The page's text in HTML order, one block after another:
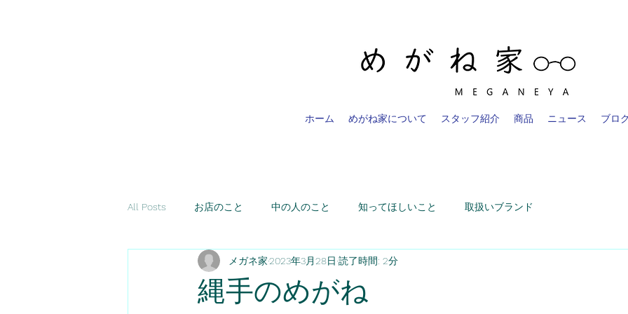
ホーム めがね家について スタッフ紹介 商品 ニュース ブロ
All Posts お店のこと 中の人のこと 知ってほしいこと 取扱いブランド
縄手のめがね
メガネ家2023年3月28日 読了時間: 2分